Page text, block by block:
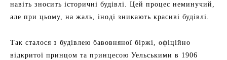
навіть зносить історичні будівлі. Цей процес неминучий,
але при цьому, на жаль, іноді зникають красиві будівлі.
Так сталося з будівлею бавовняної біржі, офіційно
відкритої принцом та принцесою Уельськими в 1906